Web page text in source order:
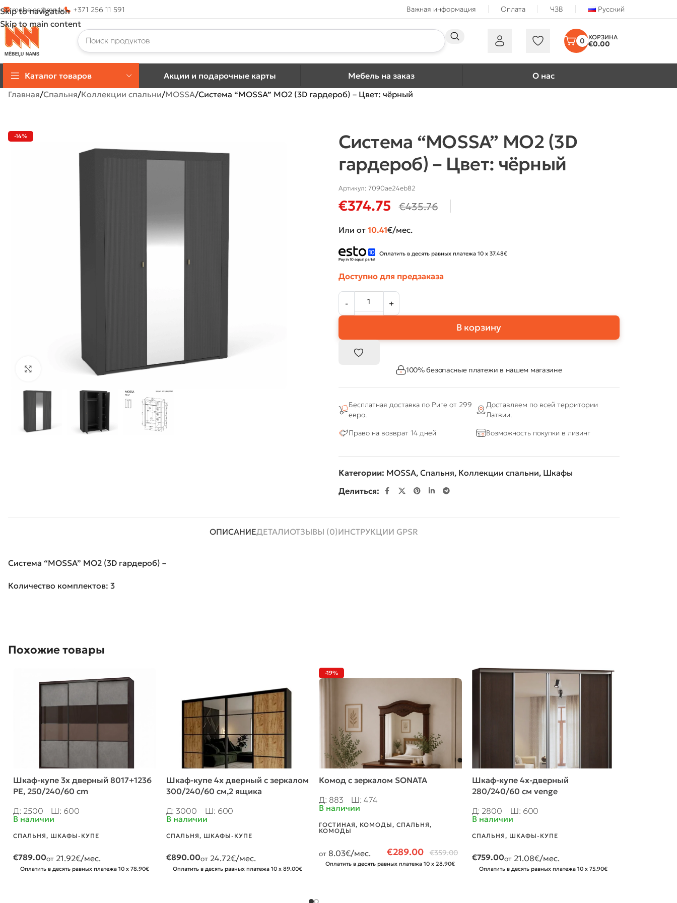
Skip to navigation
Skip to main content
mebeles@mn.lv +371 256 11 591 Важная информация Оплата ЧЗВ Русский
0 €0.00
Каталог товаров Акции и подарочные карты Мебель на заказ
О нас
Главная Спальня Коллекции спальни MOSSA Система “MOSSA” MO2 (3D гардероб) – Цвет: чёрный
-14%
Нажмите, чтобы увеличить
Система “MOSSA” MO2 (3D
гардероб) – Цвет: чёрный
Артикул: 7090ae24eb82
€374.75 €435.76
Или от 10.41€/мес.
Оплатить в десять равных платежа 10 x 37.48€
Доступно для предзаказа
В корзину
100% безопасные платежи в нашем магазине
Бесплатная доставка по Риге от 299
евро.
Доставляем по всей территории
Латвии.
Право на возврат 14 дней
Возможность покупки в лизинг
Категории: MOSSA, Спальня, Коллекции спальни, Шкафы
Делиться:
ОПИСАНИЕДЕТАЛИОТЗЫВЫ (0)ИНСТРУКЦИИ GPSR
Система “MOSSA” MO2 (3D гардероб) –
Количество комплектов: 3
Похожие товары
Шкаф-купе 3х дверный 8017+1236
PE, 250/240/60 cm
Д: 2500
Ш: 600
В наличии
СПАЛЬНЯ, ШКАФЫ-КУПЕ
€789.00от 21.92€/мес.
Оплатить в десять равных платежа 10 x 78.90€
Шкаф-купе 4х дверный с зеркалом
300/240/60 см,2 ящика
Д: 3000
Ш: 600
В наличии
СПАЛЬНЯ, ШКАФЫ-КУПЕ
€890.00от 24.72€/мес.
Оплатить в десять равных платежа 10 x 89.00€
-19%
Комод с зеркалом SONATA
Д: 883
Ш: 474
В наличии
ГОСТИНАЯ, КОМОДЫ, СПАЛЬНЯ,
КОМОДЫ
€289.00 €359.00
от 8.03€/мес.
Оплатить в десять равных платежа 10 x 28.90€
Шкаф-купе 4х-дверный
280/240/60 см venge
Д: 2800
Ш: 600
В наличии
СПАЛЬНЯ, ШКАФЫ-КУПЕ
€759.00от 21.08€/мес.
Оплатить в десять равных платежа 10 x 75.90€